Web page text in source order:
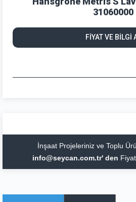
31060000
FİYAT VE BİLGİ
İnşaat Projeleriniz ve Toplu
info@seycan.com.tr' den